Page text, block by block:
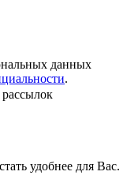
данных
.
удобнее для Вас.